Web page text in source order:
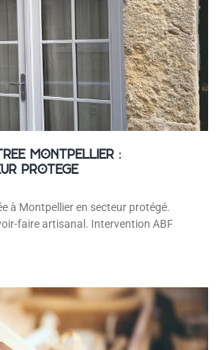
Montpellier :
protégé
à Montpellier en secteur protégé.
faire artisanal. Intervention ABF